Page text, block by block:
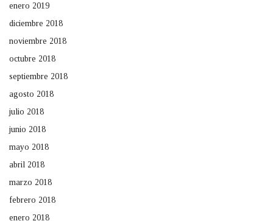
enero 2019
diciembre 2018
noviembre 2018
octubre 2018
septiembre 2018
agosto 2018
julio 2018
junio 2018
mayo 2018
abril 2018
marzo 2018
febrero 2018
enero 2018